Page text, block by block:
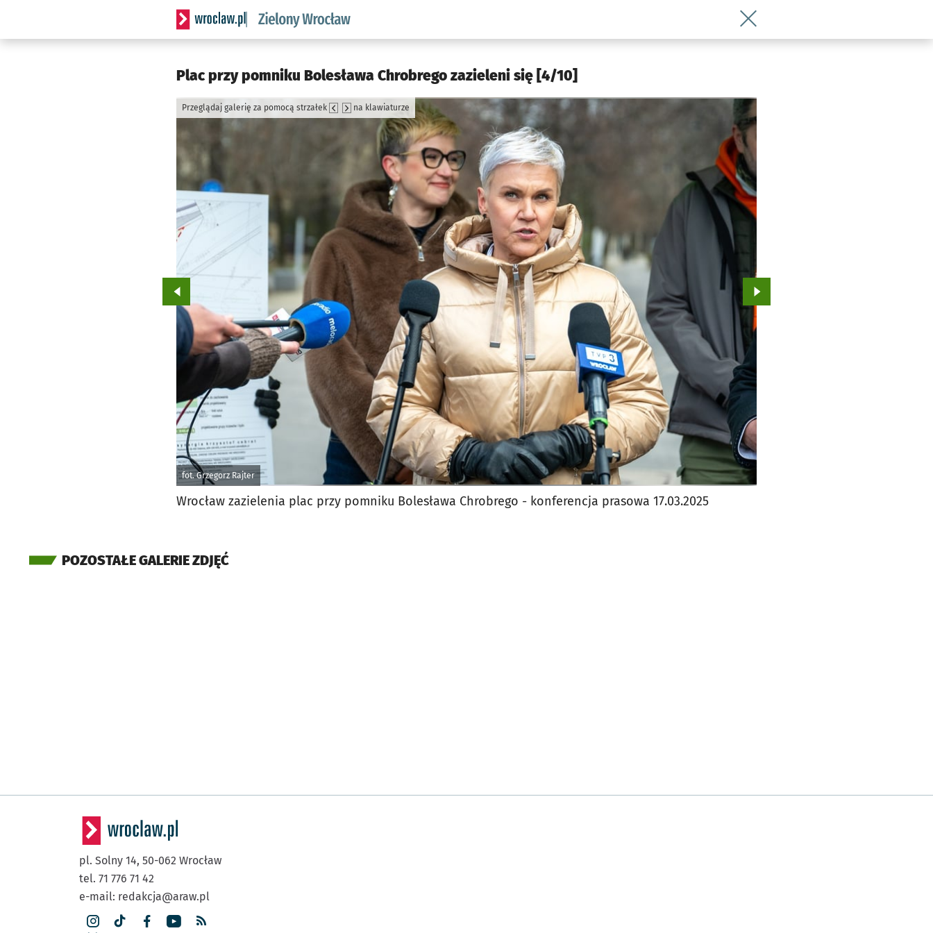
Serwis informacyjny wroclaw.pl podserwis: Środowisko we Wrocławiu
Wróć do artykułu Plac przy pomniku
Plac przy pomniku Bolesława Chrobrego zazieleni się [4/10]
fot. Grzegorz Rajter
Przeglądaj galerię za pomocą strzałek na klawiaturze
Przejdź do poprzedniego zdjęcia. Przejdź do kolejnego zdjęcia.
Wrocław zazielenia plac przy pomniku Bolesława Chrobrego - konferencja prasowa 17.03.2025
POZOSTAŁE GALERIE ZDJĘĆ
pl. Solny 14, 50-062 Wrocław
tel. 71 776 71 42
e-mail: redakcja@araw.pl